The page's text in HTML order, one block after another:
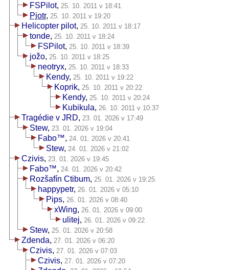
FSPilot, 25. 10. 2011 v 18:41
Pjotr, 25. 10. 2011 v 19:20
Helicopter pilot, 25. 10. 2011 v 18:17
tonde, 25. 10. 2011 v 18:24
FSPilot, 25. 10. 2011 v 18:39
jožo, 25. 10. 2011 v 18:25
neotryx, 25. 10. 2011 v 18:33
Kendy, 25. 10. 2011 v 19:22
Koprik, 25. 10. 2011 v 20:22
Kendy, 25. 10. 2011 v 20:24
Kubikula, 26. 10. 2011 v 10:37
Tragédie v JRD, 23. 01. 2026 v 17:49
Stew, 23. 01. 2026 v 19:04
Fabo™, 24. 01. 2026 v 20:41
Stew, 24. 01. 2026 v 21:02
Czivis, 23. 01. 2026 v 19:45
Fabo™, 24. 01. 2026 v 20:42
Rozšafín Ctibum, 25. 01. 2026 v 19:25
happypetr, 26. 01. 2026 v 05:10
Pips, 26. 01. 2026 v 08:40
xWing, 26. 01. 2026 v 09:00
ulitej, 26. 01. 2026 v 09:22
Stew, 25. 01. 2026 v 20:58
Zdenda, 27. 01. 2026 v 06:20
Czivis, 27. 01. 2026 v 07:03
Czivis, 27. 01. 2026 v 07:20